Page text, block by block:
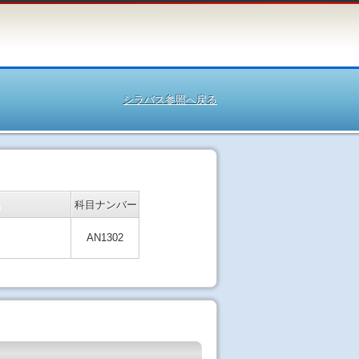
シラバス参照へ戻る
科目ナンバー
AN1302